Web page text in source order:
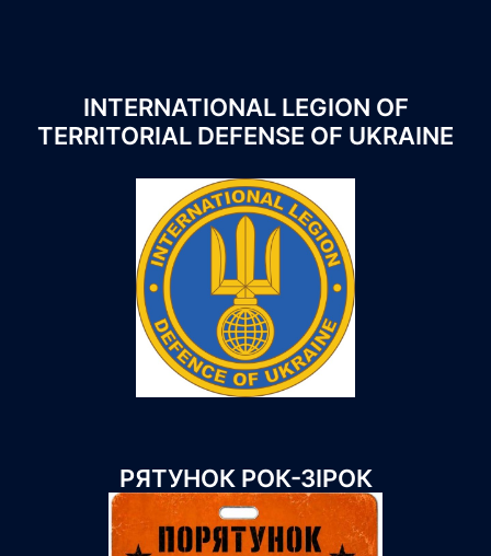
INTERNATIONAL LEGION OF
TERRITORIAL DEFENSE OF UKRAINE
РЯТУНОК РОК-ЗІРОК